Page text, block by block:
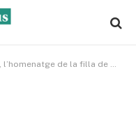
de la filla de l’actor trempolí Santi Rodríguez